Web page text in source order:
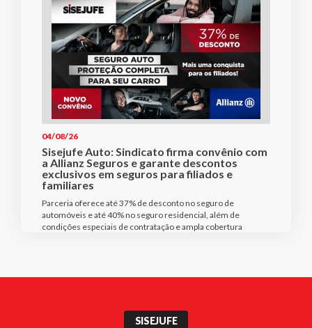
04/08/26
Sisejufe Auto: Sindicato firma convênio com
a Allianz Seguros e garante descontos
exclusivos em seguros para filiados e
familiares
Parceria oferece até 37% de desconto no seguro de
automóveis e até 40% no seguro residencial, além de
condições especiais de contratação e ampla cobertura
SISEJUFE